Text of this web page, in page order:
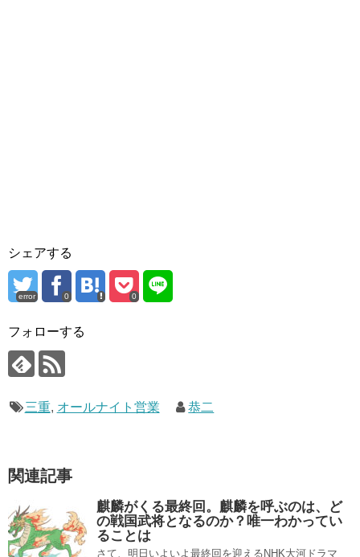
シェアする
error 0 0
フォローする
三重, オールナイト営業 恭二
関連記事
麒麟がくる最終回。麒麟を呼ぶのは、ど
の戦国武将となるのか？唯一わかってい
ることは
さて、明日いよいよ最終回を迎えるNHK大河ドラマ